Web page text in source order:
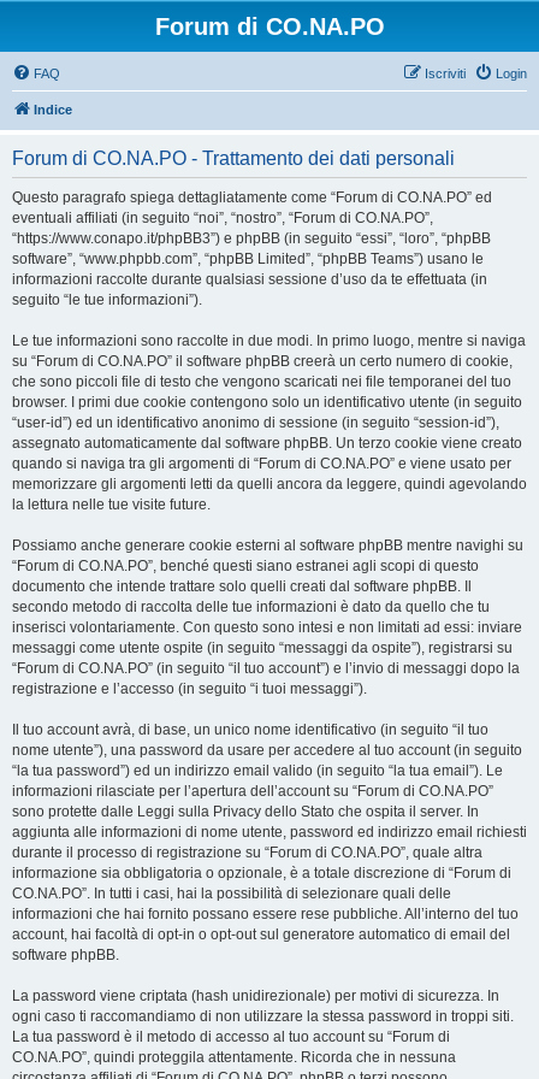
Forum di CO.NA.PO
FAQ Login
Iscriviti
Indice
Forum di CO.NA.PO - Trattamento dei dati personali
Questo paragrafo spiega dettagliatamente come “Forum di CO.NA.PO” ed
eventuali affiliati (in seguito “noi”, “nostro”, “Forum di CO.NA.PO”,
“https://www.conapo.it/phpBB3”) e phpBB (in seguito “essi”, “loro”, “phpBB
software”, “www.phpbb.com”, “phpBB Limited”, “phpBB Teams”) usano le
informazioni raccolte durante qualsiasi sessione d’uso da te effettuata (in
seguito “le tue informazioni”).
Le tue informazioni sono raccolte in due modi. In primo luogo, mentre si naviga
su “Forum di CO.NA.PO” il software phpBB creerà un certo numero di cookie,
che sono piccoli file di testo che vengono scaricati nei file temporanei del tuo
browser. I primi due cookie contengono solo un identificativo utente (in seguito
“user-id”) ed un identificativo anonimo di sessione (in seguito “session-id”),
assegnato automaticamente dal software phpBB. Un terzo cookie viene creato
quando si naviga tra gli argomenti di “Forum di CO.NA.PO” e viene usato per
memorizzare gli argomenti letti da quelli ancora da leggere, quindi agevolando
la lettura nelle tue visite future.
Possiamo anche generare cookie esterni al software phpBB mentre navighi su
“Forum di CO.NA.PO”, benché questi siano estranei agli scopi di questo
documento che intende trattare solo quelli creati dal software phpBB. Il
secondo metodo di raccolta delle tue informazioni è dato da quello che tu
inserisci volontariamente. Con questo sono intesi e non limitati ad essi: inviare
messaggi come utente ospite (in seguito “messaggi da ospite”), registrarsi su
“Forum di CO.NA.PO” (in seguito “il tuo account”) e l’invio di messaggi dopo la
registrazione e l’accesso (in seguito “i tuoi messaggi”).
Il tuo account avrà, di base, un unico nome identificativo (in seguito “il tuo
nome utente”), una password da usare per accedere al tuo account (in seguito
“la tua password”) ed un indirizzo email valido (in seguito “la tua email”). Le
informazioni rilasciate per l’apertura dell’account su “Forum di CO.NA.PO”
sono protette dalle Leggi sulla Privacy dello Stato che ospita il server. In
aggiunta alle informazioni di nome utente, password ed indirizzo email richiesti
durante il processo di registrazione su “Forum di CO.NA.PO”, quale altra
informazione sia obbligatoria o opzionale, è a totale discrezione di “Forum di
CO.NA.PO”. In tutti i casi, hai la possibilità di selezionare quali delle
informazioni che hai fornito possano essere rese pubbliche. All’interno del tuo
account, hai facoltà di opt-in o opt-out sul generatore automatico di email del
software phpBB.
La password viene criptata (hash unidirezionale) per motivi di sicurezza. In
ogni caso ti raccomandiamo di non utilizzare la stessa password in troppi siti.
La tua password è il metodo di accesso al tuo account su “Forum di
CO.NA.PO”, quindi proteggila attentamente. Ricorda che in nessuna